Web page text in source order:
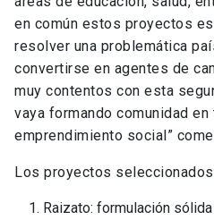
en común estos proyectos
resolver una problemática
convertirse en agentes de
muy contentos con esta
vaya formando comunidad en
emprendimiento social”
Los proyectos
Raizato: formulación